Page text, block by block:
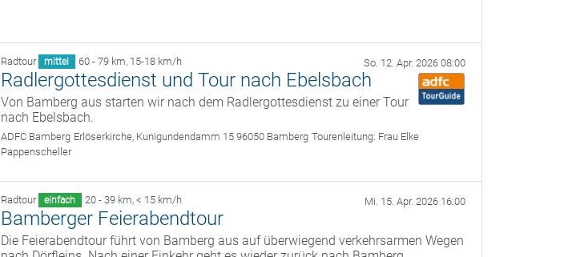
Radtour mittel 60 - 79 km, 15-18 km/h So. 12. Apr. 2026 08:00
Radlergottesdienst und Tour nach Ebelsbach
Von Bamberg aus starten wir nach dem Radlergottesdienst zu einer Tour
nach Ebelsbach.
ADFC Bamberg Erlöserkirche, Kunigundendamm 15 96050 Bamberg Tourenleitung: Frau Elke
Pappenscheller
Radtour einfach 20 - 39 km, < 15 km/h Mi. 15. Apr. 2026 16:00
Bamberger Feierabendtour
Die Feierabendtour führt von Bamberg aus auf überwiegend verkehrsarmen Wegen